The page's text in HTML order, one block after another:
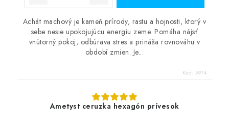
Achát machový je kameň prírody, rastu a hojnosti, ktorý v
sebe nesie upokojujúcu energiu zeme. Pomáha nájsť
vnútorný pokoj, odbúrava stres a prináša rovnováhu v
období zmien. Je...
Kód: 5974
Ametyst ceruzka hexagón prívesok